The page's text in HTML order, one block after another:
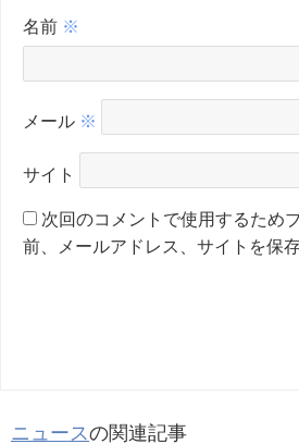
名前 ※
メール ※
サイト
次回のコメントで使用するため
前、メールアドレス、サイトを保存
ニュースの関連記事